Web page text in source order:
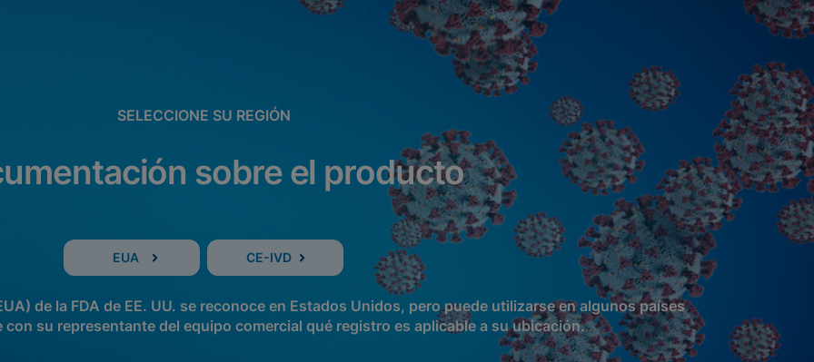
SELECCIONE SU REGIÓN
sobre el producto
EUA CE-IVD
de la FDA de EE. UU. se reconoce en Estados Unidos, pero puede utilizarse en algunos países
con su representante del equipo comercial qué registro es aplicable a su ubicación.